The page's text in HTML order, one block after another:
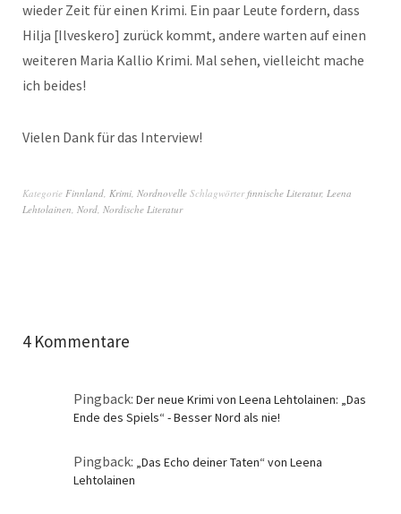
wieder Zeit für einen Kri­mi. Ein paar Leute fordern, dass
Hil­ja [Ilveskero] zurück kommt, andere warten auf einen
weit­eren Maria Kallio Kri­mi. Mal sehen, vielle­icht mache
ich beides!
Vie­len Dank für das Interview!
Kategorie Finnland, Krimi, Nordnovelle Schlagwörterfinnische Literatur, Leena
Lehtolainen, Nord, Nordische Literatur
4 Kommentare
Pingback: Der neue Krimi von Leena Lehtolainen: „Das
Ende des Spiels“ - Besser Nord als nie!
Pingback: „Das Echo deiner Taten“ von Leena
Lehtolainen